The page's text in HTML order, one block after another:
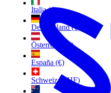
Italia (€)
Deutschland (€)
Österreich (€)
España (€)
Schweiz (CHF)